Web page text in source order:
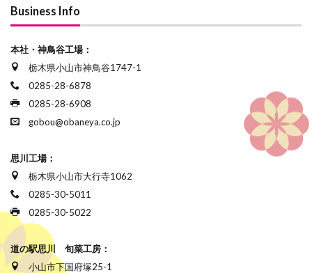
Business Info
本社・神鳥谷工場：
栃木県小山市神鳥谷1747-1
0285-28-6878
0285-28-6908
gobou@obaneya.co.jp
思川工場：
栃木県小山市大行寺1062
0285-30-5011
0285-30-5022
道の駅思川 旬菜工房：
小山市下国府塚25-1